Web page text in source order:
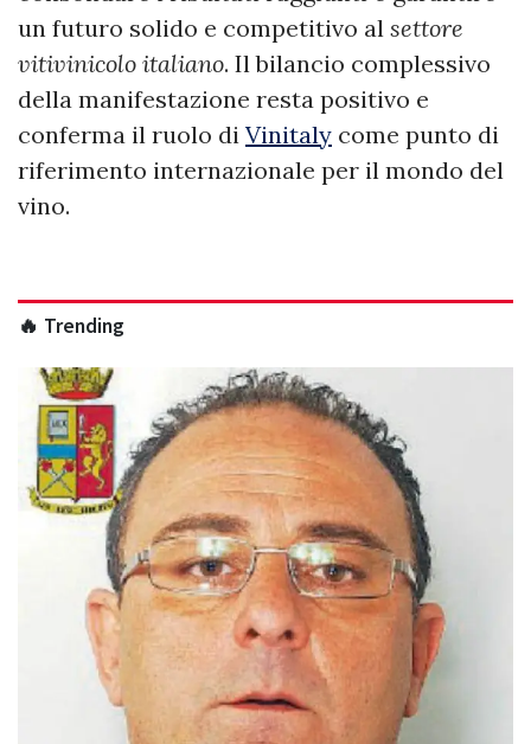
un futuro solido e competitivo al settore
vitivinicolo italiano. Il bilancio complessivo
della manifestazione resta positivo e
conferma il ruolo di Vinitaly come punto di
riferimento internazionale per il mondo del
vino.
🔥 Trending